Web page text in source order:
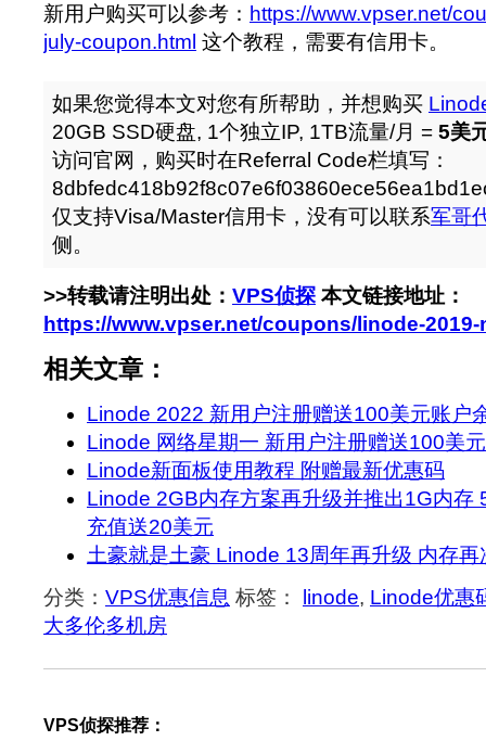
新用户购买可以参考： https://www.vpser.net/
july-coupon.html 这个教程，需要有信用卡。
如果您觉得本文对您有所帮助，并想购买
20GB SSD硬盘, 1个独立IP, 1TB流量/月 = 5美
访问官网，购买时在Referral Code栏填写：
仅支持Visa/Master信用卡，没有可以联系军哥
侧。
>>转载请注明出处： VPS侦探 本文链接地址：
https://www.vpser.net/coupons/linode-
相关文章：
Linode 2022 新用户注册赠送100美元账户
Linode 网络星期一 新用户注册赠送100美
Linode新面板使用教程 附赠最新优惠码
Linode 2GB内存方案再升级并推出1G内存
充值送20美元
土豪就是土豪 Linode 13周年再升级 内存再
分类： VPS优惠信息 标签： linode, Linode优惠
大多伦多机房
VPS侦探推荐：